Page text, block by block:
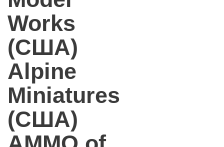
Works
(США)
Alpine
Miniatures
(США)